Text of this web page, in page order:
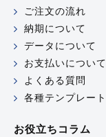
ご注文の流れ
納期について
データについて
お支払いについて
よくある質問
各種テンプレート
お役立ちコラム